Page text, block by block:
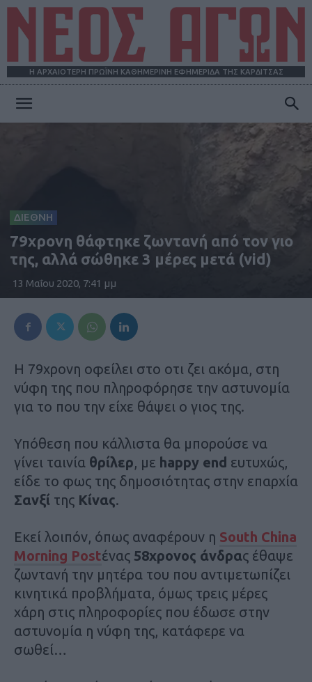
Η ΑΡΧΑΙΟΤΕΡΗ ΠΡΩΪΝΗ ΚΑΘΗΜΕΡΙΝΗ ΕΦΗΜΕΡΙΔΑ ΤΗΣ ΚΑΡΔΙΤΣΑΣ
ΔΙΕΘΝΗ
79χρονη θάφτηκε ζωντανή από τον γιο
της, αλλά σώθηκε 3 μέρες μετά (vid)
13 Μαΐου 2020, 7:41 μμ
Η 79χρονη οφείλει στο οτι ζει ακόμα, στη
νύφη της που πληροφόρησε την αστυνομία
για το που την είχε θάψει ο γιος της.
Υπόθεση που κάλλιστα θα μπορούσε να
γίνει ταινία θρίλερ, με happy end ευτυχώς,
είδε το φως της δημοσιότητας στην επαρχία
Σανξί της Κίνας.
Εκεί λοιπόν, όπως αναφέρουν η South China
Morning Postένας 58χρονος άνδρας έθαψε
ζωντανή την μητέρα του που αντιμετωπίζει
κινητικά προβλήματα, όμως τρεις μέρες
χάρη στις πληροφορίες που έδωσε στην
αστυνομία η νύφη της, κατάφερε να
σωθεί…